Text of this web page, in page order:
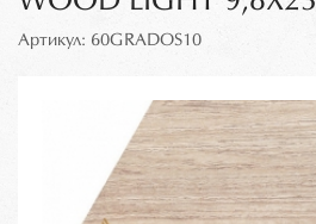
Артикул: 60GRADOS10